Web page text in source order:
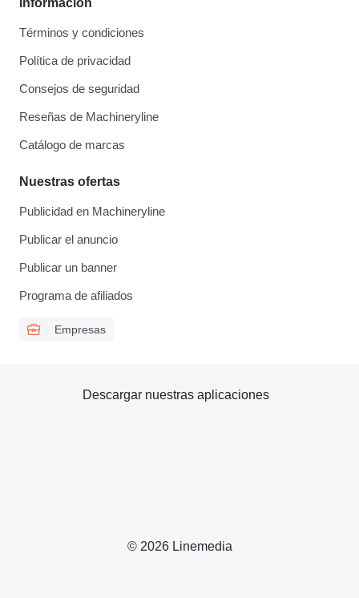
Información
Términos y condiciones
Política de privacidad
Consejos de seguridad
Reseñas de Machineryline
Catálogo de marcas
Nuestras ofertas
Publicidad en Machineryline
Publicar el anuncio
Publicar un banner
Programa de afiliados
Empresas
© 2026 Linemedia
Descargar nuestras aplicaciones